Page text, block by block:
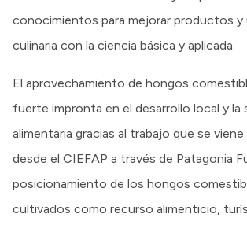
conocimientos para mejorar productos y
culinaria con la ciencia básica y aplicada.
El aprovechamiento de hongos
fuerte impronta en el desarrollo local y la
alimentaria gracias al trabajo que se
desde el CIEFAP a través de Patagonia
posicionamiento de los hongos
cultivados como recurso alimenticio,